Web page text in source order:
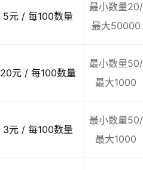
5元 / 每100数量
最小数量20/
最大50000
20元 / 每100数量
最小数量50/
最大1000
3元 / 每100数量
最小数量50/
最大1000